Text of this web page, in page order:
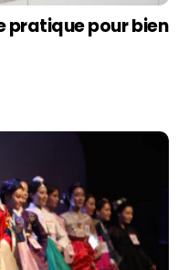
pratique pour bien